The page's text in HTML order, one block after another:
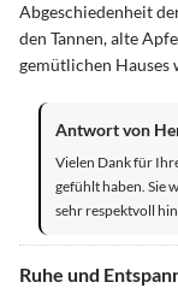
Abgeschiedenheit
den Tannen, alte
gemütlichen Hauses
Antwort von
Vielen Dank für
gefühlt haben. Sie
sehr respektvoll
Ruhe und